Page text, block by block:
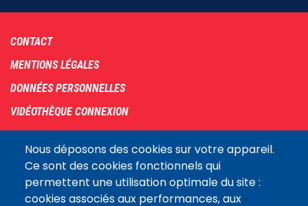
Nous déposons des cookies sur votre appareil.
Ce sont des cookies fonctionnels qui
permettent une utilisation optimale du site :
cookies associés aux performances, aux
Footer
menu
CONTACT
MENTIONS LÉGALES
DONNÉES PERSONNELLES
VIDÉOTHÈQUE CONNEXION
COOKIES